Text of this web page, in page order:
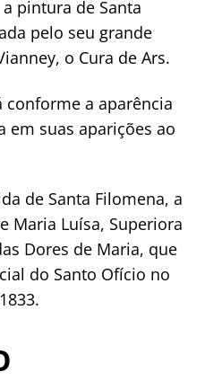
pintura de Santa
pelo seu grande
o Cura de Ars.
conforme a aparência
em suas aparições ao
de Santa Filomena, a
Maria Luísa, Superiora
Dores de Maria, que
do Santo Ofício no